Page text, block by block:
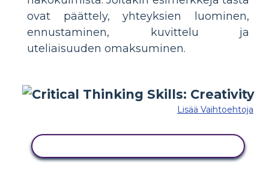
ovat päättely, yhteyksien luominen,
ennustaminen, kuvittelu ja
uteliaisuuden omaksuminen.
Lisää Vaihtoehtoja